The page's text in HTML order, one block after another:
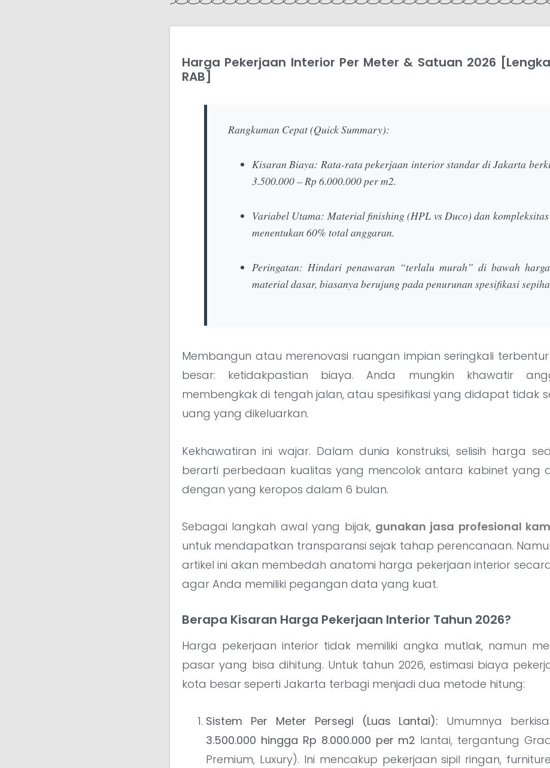
Harga Pekerjaan Interior Per Meter & Satuan 2026
RAB]
Rangkuman Cepat (Quick Summary):
Kisaran Biaya: Rata-rata pekerjaan interior standar di Jakarta
3.500.000 – Rp 6.000.000 per m2.
Variabel Utama: Material finishing (HPL vs Duco) dan
menentukan 60% total anggaran.
Peringatan: Hindari penawaran “terlalu murah” di bawah
material dasar, biasanya berujung pada penurunan spesifikasi
Membangun atau merenovasi ruangan impian seringkali
besar: ketidakpastian biaya. Anda mungkin khawatir
membengkak di tengah jalan, atau spesifikasi yang didapat tidak
uang yang dikeluarkan.
Kekhawatiran ini wajar. Dalam dunia konstruksi, selisih harga
berarti perbedaan kualitas yang mencolok antara kabinet yang
dengan yang keropos dalam 6 bulan.
Sebagai langkah awal yang bijak, gunakan jasa profesional
untuk mendapatkan transparansi sejak tahap perencanaan.
artikel ini akan membedah anatomi harga pekerjaan interior
agar Anda memiliki pegangan data yang kuat.
Berapa Kisaran Harga Pekerjaan Interior Tahun 2026?
Harga pekerjaan interior tidak memiliki angka mutlak, namun
pasar yang bisa dihitung. Untuk tahun 2026, estimasi biaya
kota besar seperti Jakarta terbagi menjadi dua metode hitung:
Sistem Per Meter Persegi (Luas Lantai): Umumnya
3.500.000 hingga Rp 8.000.000 per m2 lantai, tergantung
Premium, Luxury). Ini mencakup pekerjaan sipil ringan,